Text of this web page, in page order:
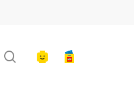
searchaccount